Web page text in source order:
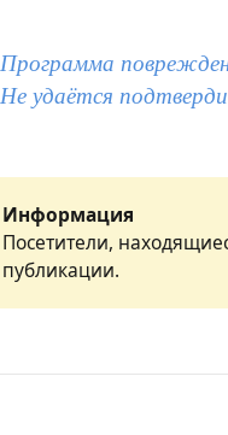
Программа
Не удаётся
Информация
Посетители,
публикации.